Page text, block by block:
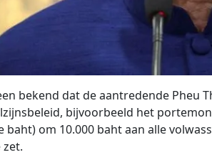
bekend dat de aantredende Pheu
bijvoorbeeld het
baht) om 10.000 baht aan alle